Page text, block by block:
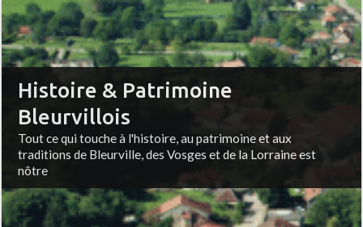
Histoire & Patrimoine
Bleurvillois
Tout ce qui touche à l'histoire, au patrimoine et aux
traditions de Bleurville, des Vosges et de la Lorraine est
nôtre